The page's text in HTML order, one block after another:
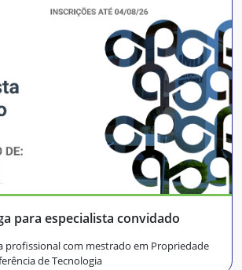
para especialista convidado
profissional com mestrado em Propriedade
de Tecnologia